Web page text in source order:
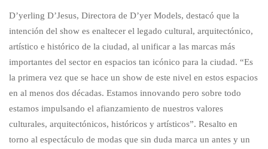
D’yerling D’Jesus, Directora de D’yer Models, destacó que la
intención del show es enaltecer el legado cultural, arquitectónico,
artístico e histórico de la ciudad, al unificar a las marcas más
importantes del sector en espacios tan icónico para la ciudad. “Es
la primera vez que se hace un show de este nivel en estos espacios
en al menos dos décadas. Estamos innovando pero sobre todo
estamos impulsando el afianzamiento de nuestros valores
culturales, arquitectónicos, históricos y artísticos”. Resalto en
torno al espectáculo de modas que sin duda marca un antes y un